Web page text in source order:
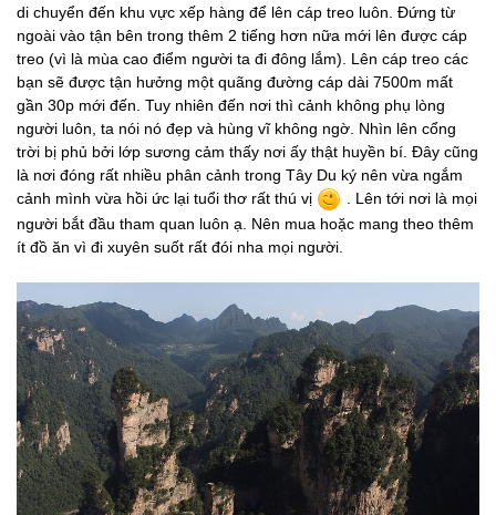
di chuyển đến khu vực xếp hàng để lên cáp treo luôn. Đứng từ
ngoài vào tận bên trong thêm 2 tiếng hơn nữa mới lên được cáp
treo (vì là mùa cao điểm người ta đi đông lắm). Lên cáp treo các
bạn sẽ được tận hưởng một quãng đường cáp dài 7500m mất
gần 30p mới đến. Tuy nhiên đến nơi thì cảnh không phụ lòng
người luôn, ta nói nó đẹp và hùng vĩ không ngờ. Nhìn lên cổng
trời bị phủ bởi lớp sương cảm thấy nơi ấy thật huyền bí. Đây cũng
là nơi đóng rất nhiều phân cảnh trong Tây Du ký nên vừa ngắm
cảnh mình vừa hồi ức lại tuổi thơ rất thú vị
. Lên tới nơi là mọi
người bắt đầu tham quan luôn ạ. Nên mua hoặc mang theo thêm
ít đồ ăn vì đi xuyên suốt rất đói nha mọi người.